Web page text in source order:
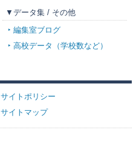
▼データ集 / その他
編集室ブログ
高校データ（学校数など）
サイトポリシー
サイトマップ